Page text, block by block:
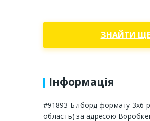
ЗНАЙТИ ЩЕ
Інформація
#91893 Білборд формату 3x6
область) за адресою